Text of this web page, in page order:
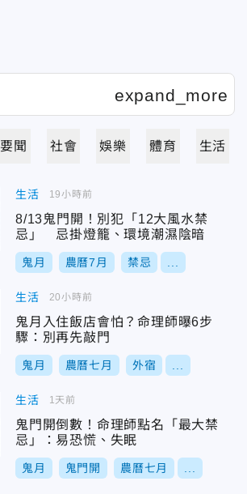
要聞 社會 娛樂 體育 生活
生活
8/13鬼門開！別犯「12大風水禁
忌」 忌掛燈籠、環境潮濕陰暗
鬼月 農曆7月 禁忌
19小時前
生活
鬼月入住飯店會怕？命理師曝6步
驟：別再先敲門
鬼月 農曆七月 外宿
20小時前
生活
鬼門開倒數！命理師點名「最大禁
忌」：易恐慌、失眠
鬼月 鬼門開 農曆七月
1天前